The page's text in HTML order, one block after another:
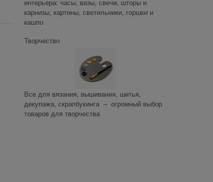
интерьера: часы, вазы, свечи, шторы и
карнизы, картины, светильники, горшки и
кашпо
Творчество
Все для вязания, вышивания, шитья,
декупажа, скрапбукинга – огромный выбор
товаров для творчества